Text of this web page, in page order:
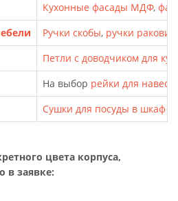
Кухонные фасады МДФ,
Ручки скобы, ручки
Петли с доводчиком для
На выбор рейки для
Сушки для посуды в шкаф
цвета корпуса,
в заявке: